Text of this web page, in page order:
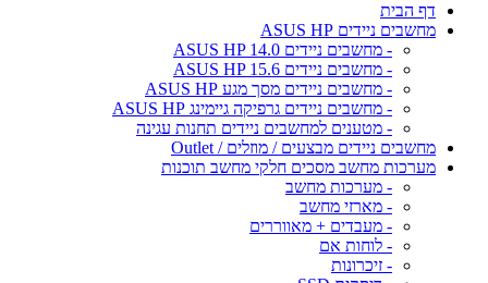
דף הבית
מחשבים ניידים ASUS HP
- מחשבים ניידים ASUS HP 14.0
- מחשבים ניידים ASUS HP 15.6
- מחשבים ניידים מסך מגע ASUS HP
- מחשבים ניידים גרפיקה גיימינג ASUS HP
- מטענים למחשבים ניידים תחנות עגינה
מחשבים ניידים מבצעים / מוזלים / Outlet
מערכות מחשב מסכים חלקי מחשב תוכנות
- מערכות מחשב
- מארזי מחשב
- מעבדים + מאווררים
- לוחות אם
- זיכרונות